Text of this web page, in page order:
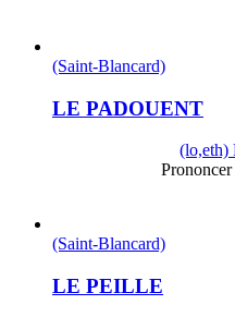
(Saint-Blancard)
LE PADOUENT
(lo,eth)
(Saint-Blancard)
LE PEILLE